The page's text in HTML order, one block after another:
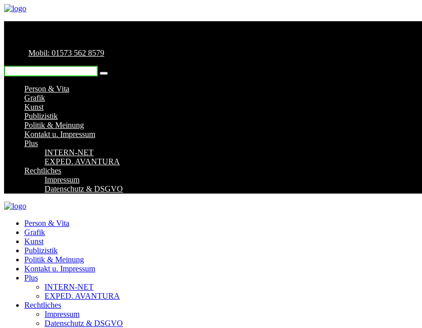
Mobil: 01573 562 8579
Person & Vita
Grafik
Kunst
Publizistik
Politik & Meinung
Kontakt u. Impressum
Plus
INTERN-NET
EXPED. AVANTURA
Rechtliches
Impressum
Datenschutz & DSGVO
Person & Vita
Grafik
Kunst
Publizistik
Politik & Meinung
Kontakt u. Impressum
Plus
INTERN-NET
EXPED. AVANTURA
Rechtliches
Impressum
Datenschutz & DSGVO